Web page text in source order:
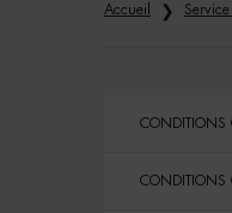
Accueil
CONDITIONS
CONDITIONS